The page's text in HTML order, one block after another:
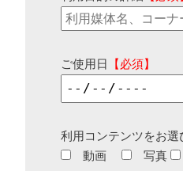
ご使用日 【必須】
利用コンテンツをお選
動画
写真